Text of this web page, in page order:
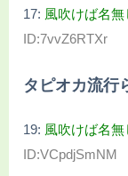
17: 風吹けば名無
ID:7vvZ6RTXr
タピオカ流行
19: 風吹けば名無
ID:VCpdjSmNM